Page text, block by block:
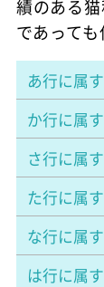
績のある
であっても
あ行に属
か行に属
さ行に属
た行に属
な行に属
は行に属